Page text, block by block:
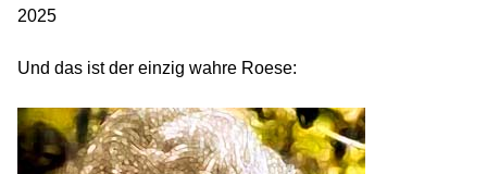
2025
Und das ist der einzig wahre Roese: